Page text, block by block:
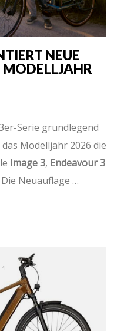
NEUE
MODELLJAHR
Serie grundlegend
Modelljahr 2026 die
Image 3, Endeavour 3
Neuauflage …